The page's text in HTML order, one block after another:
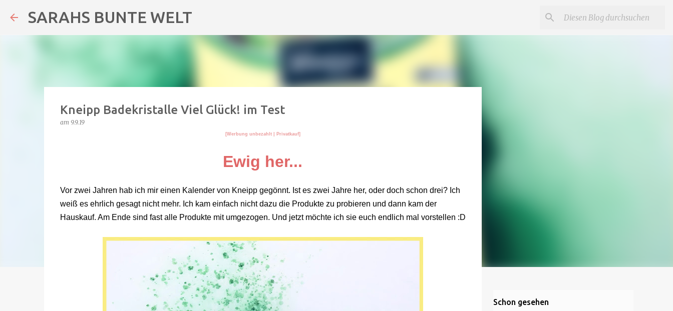
SARAHS BUNTE WELT
Kneipp Badekristalle Viel Glück! im Test
am 9.9.19
[Werbung unbezahlt | Privatkauf]
Ewig her...
Vor zwei Jahren hab ich mir einen Kalender von Kneipp gegönnt. Ist es zwei Jahre her, oder doch schon drei? Ich
weiß es ehrlich gesagt nicht mehr. Ich kam einfach nicht dazu die Produkte zu probieren und dann kam der
Hauskauf. Am Ende sind fast alle Produkte mit umgezogen. Und jetzt möchte ich sie euch endlich mal vorstellen :D
Schon gesehen